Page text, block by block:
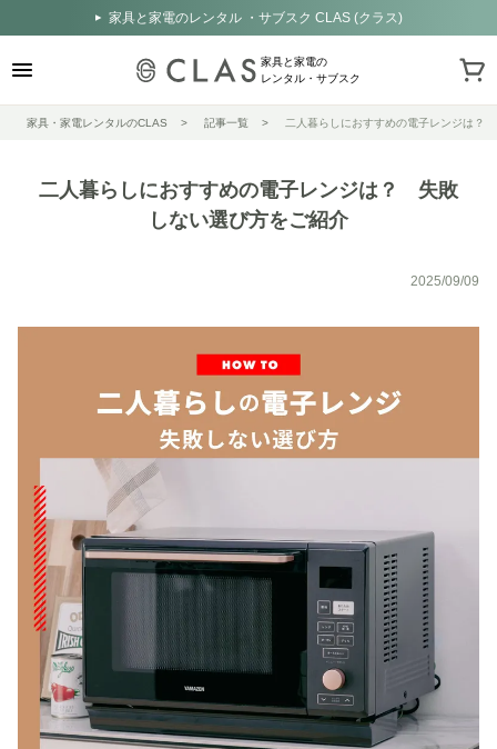
家具と家電のレンタル ・サブスク CLAS (クラス)
家具と家電の
レンタル・サブスク
家具・家電レンタルのCLAS 記事一覧 二人暮らしにおすすめの電子レンジは？
二人暮らしにおすすめの電子レンジは？ 失敗
しない選び方をご紹介
2025/09/09